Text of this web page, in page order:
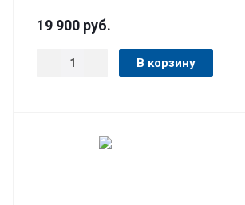
19 900 руб.
В корзину